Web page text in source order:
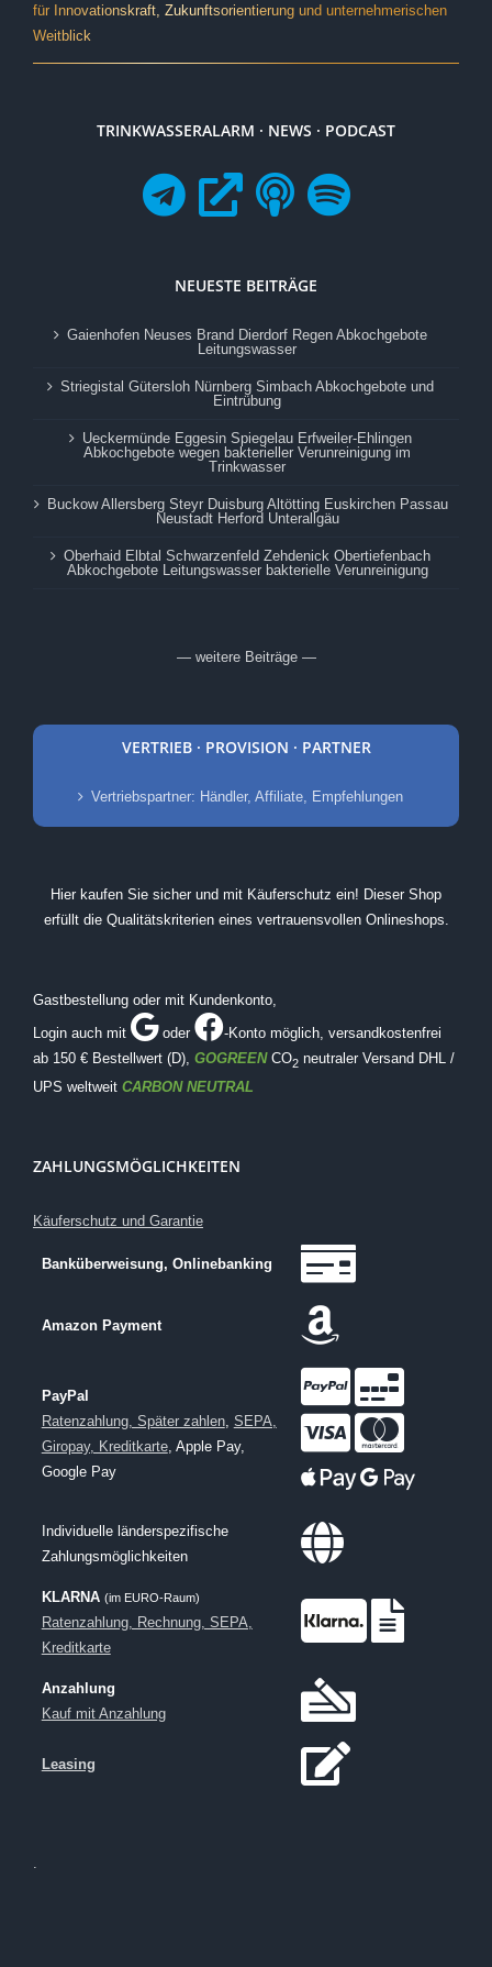
für Innovationskraft, Zukunftsorientierung und unternehmerischen
Weitblick
TRINKWASSERALARM · NEWS · PODCAST
NEUESTE BEITRÄGE
Gaienhofen Neuses Brand Dierdorf Regen Abkochgebote
Leitungswasser
Striegistal Gütersloh Nürnberg Simbach Abkochgebote und
Eintrübung
Ueckermünde Eggesin Spiegelau Erfweiler-Ehlingen
Abkochgebote wegen bakterieller Verunreinigung im
Trinkwasser
Buckow Allersberg Steyr Duisburg Altötting Euskirchen Passau
Neustadt Herford Unterallgäu
Oberhaid Elbtal Schwarzenfeld Zehdenick Obertiefenbach
Abkochgebote Leitungswasser bakterielle Verunreinigung
— weitere Beiträge —
VERTRIEB · PROVISION · PARTNER
Vertriebspartner: Händler, Affiliate, Empfehlungen
Hier kaufen Sie sicher und mit Käuferschutz ein! Dieser Shop
erfüllt die Qualitätskriterien eines vertrauensvollen Onlineshops.
Gastbestellung oder mit Kundenkonto,
Login auch mit
oder -Konto möglich, versandkostenfrei
ab 150 € Bestellwert (D), GOGREENCO2 neutraler Versand DHL /
UPS weltweit CARBON NEUTRAL
ZAHLUNGSMÖGLICHKEITEN
Käuferschutz und Garantie
Banküberweisung, Onlinebanking
Amazon Payment
PayPal
Ratenzahlung, Später zahlen, SEPA,
Giropay, Kreditkarte, Apple Pay,
Google Pay
Individuelle länderspezifische
Zahlungsmöglichkeiten
KLARNA (im EURO-Raum)
Ratenzahlung, Rechnung, SEPA,
Kreditkarte
Anzahlung
Kauf mit Anzahlung
Leasing